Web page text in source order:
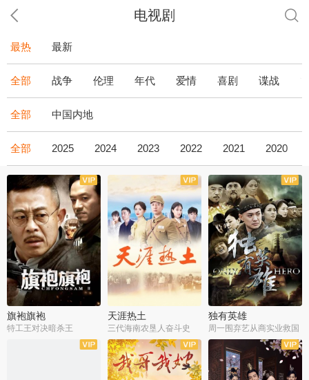
电视剧
最热 最新
全部 战争 伦理 年代 爱情 喜剧 谍战
全部 中国内地
全部 2025 2024 2023 2022 2021 2020
全43集
旗袍旗袍
特工王对决暗杀王
全36集
天涯热土
三代海南农垦人奋斗史
全34集
独有英雄
周一围弃艺从商实业救国
全50集 全51集